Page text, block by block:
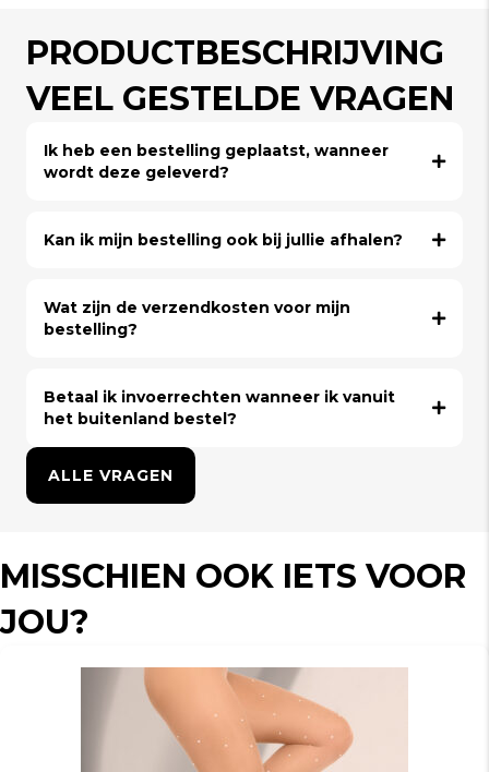
PRODUCTBESCHRIJVING
VEEL GESTELDE VRAGEN
Ik heb een bestelling geplaatst, wanneer
wordt deze geleverd?
Kan ik mijn bestelling ook bij jullie afhalen?
Wat zijn de verzendkosten voor mijn
bestelling?
Betaal ik invoerrechten wanneer ik vanuit
het buitenland bestel?
ALLE VRAGEN
MISSCHIEN OOK IETS VOOR
JOU?